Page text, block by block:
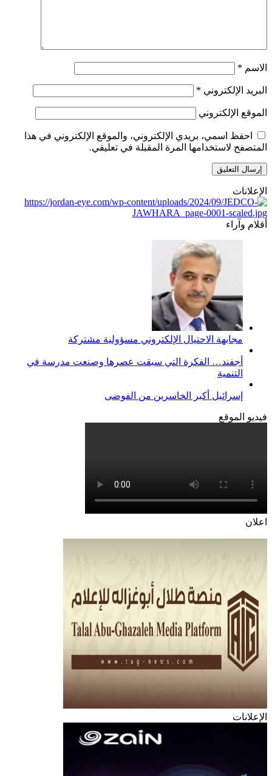
الاسم *
البريد الإلكتروني *
الموقع الإلكتروني
احفظ اسمي، بريدي الإلكتروني، والموقع الإلكتروني في هذا
المتصفح لاستخدامها المرة المقبلة في تعليقي.
الإعلانات
أقلام وآراء
مجابهة الاحتيال الإلكتروني مسؤولية مشتركة
أجفند… الفكرة التي سبقت عصرها وصنعت مدرسة في
التنمية
إسرائيل أكبر الخاسرين من الفوضى
فيديو الموقع
اعلان
الإعلانات